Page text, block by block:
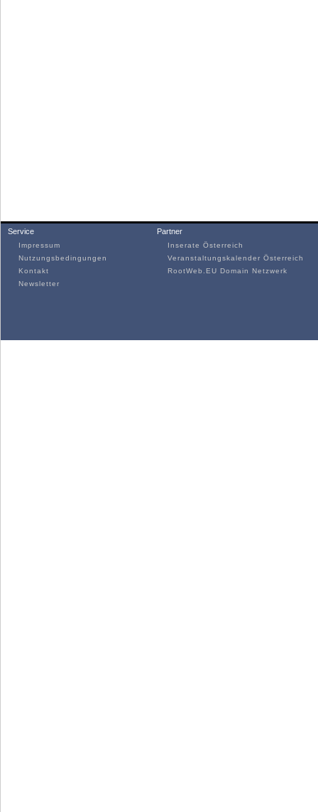
Service
Impressum
Nutzungsbedingungen
Kontakt
Newsletter
Partner
Inserate Österreich
Veranstaltungskalender Österreich
RootWeb.EU Domain Netzwerk